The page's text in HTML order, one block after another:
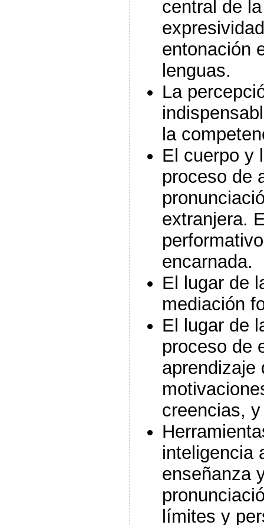
central de
entonación
lenguas.
La
la
El cuerpo y
proceso de
extranjera.
encarnada.
El lugar de
mediación
El lugar de
proceso de
aprendizaje
creencias,
inteligencia
enseñanza
límites y